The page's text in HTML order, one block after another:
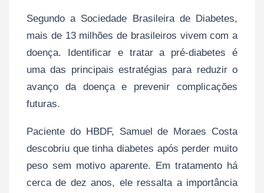
Segundo a Sociedade Brasileira de Diabetes,
mais de 13 milhões de brasileiros vivem com a
doença. Identificar e tratar a pré-diabetes é
uma das principais estratégias para reduzir o
avanço da doença e prevenir complicações
futuras.
Paciente do HBDF, Samuel de Moraes Costa
descobriu que tinha diabetes após perder muito
peso sem motivo aparente. Em tratamento há
cerca de dez anos, ele ressalta a importância